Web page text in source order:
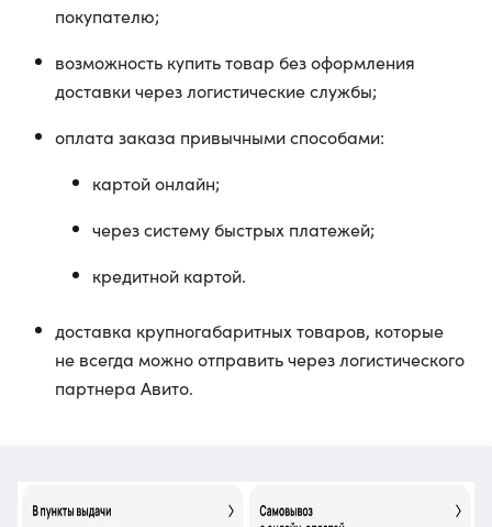
покупателю;
возможность купить товар без оформления
доставки через логистические службы;
оплата заказа привычными способами:
картой онлайн;
через систему быстрых платежей;
кредитной картой.
доставка крупногабаритных товаров, которые
не всегда можно отправить через логистического
партнера Авито.